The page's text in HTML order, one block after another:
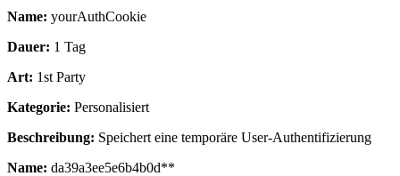
Name: yourAuthCookie
Dauer: 1 Tag
Art: 1st Party
Kategorie: Personalisiert
Beschreibung: Speichert eine temporäre User-Authentifizierung
Name: da39a3ee5e6b4b0d**